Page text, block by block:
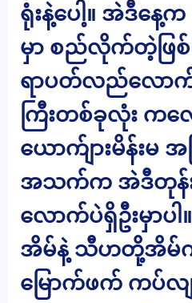
ရုံးနဲ့ပေါ့။ အဲဒီနေ့
မှာ စည်လိုက်တဲ့ဖြစ်
ရာပတ်လည်လော
ကြီးတစ်ခုလုံး ကလ
ယောက်ျားမိန်းမ
အသက်က အဲဒီတုန်း
လောက်ပဲရှိဦးမှာပ
အိမ်နဲ့ သီဟတို့အိမ်
မြောက်ဖက် ကပ်